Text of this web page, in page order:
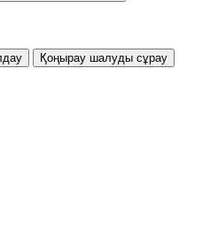
Қоңырау шалуды сұрау